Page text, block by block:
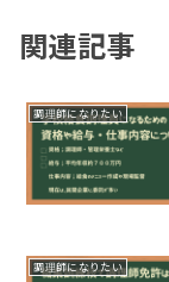
関連記事
調理師になりたい
調理師になりたい